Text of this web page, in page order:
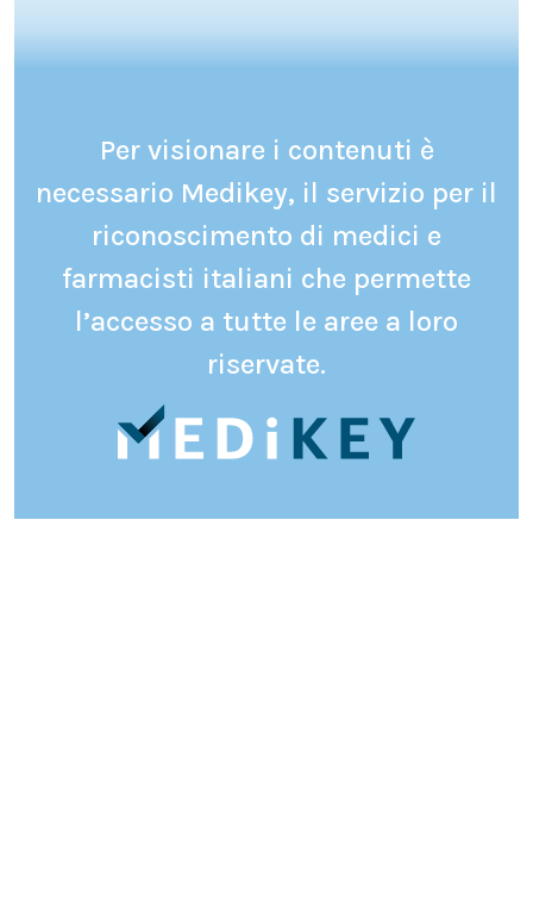
Per visionare i contenuti è
necessario Medikey, il servizio per il
riconoscimento di medici e
farmacisti italiani che permette
l’accesso a tutte le aree a loro
riservate.